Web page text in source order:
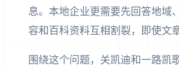
息。本地企业更需要先回答地域
容和百科资料互相割裂，即使文
围绕这个问题，关凯迪和一路凯